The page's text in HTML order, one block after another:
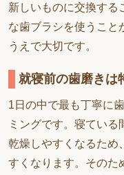
新しいものに交換する
な歯ブラシを使うこと
うえで大切です。
就寝前の歯磨きは
1日の中で最も丁寧に
ミングです。寝てい
乾燥しやすくなるため
すくなります。そのた